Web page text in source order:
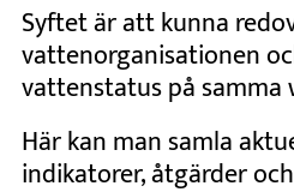
Syftet är att kunna
vattenorganisationen
vattenstatus på samma
Här kan man samla
indikatorer, åtgärder